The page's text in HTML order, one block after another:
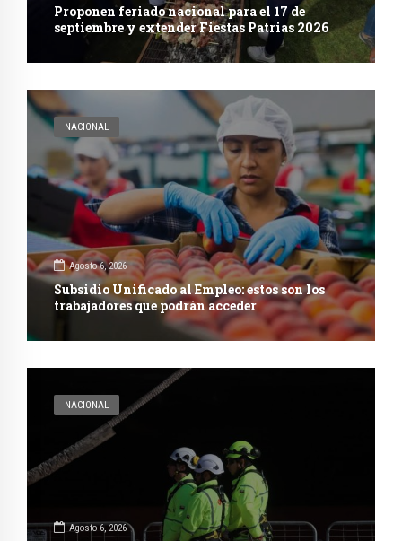
Proponen feriado nacional para el 17 de
septiembre y extender Fiestas Patrias 2026
NACIONAL
Agosto 6, 2026
Subsidio Unificado al Empleo: estos son los
trabajadores que podrán acceder
NACIONAL
Agosto 6, 2026